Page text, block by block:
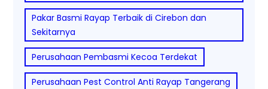
Pakar Basmi Rayap Terbaik di Cirebon dan
Sekitarnya
Perusahaan Pembasmi Kecoa Terdekat
Perusahaan Pest Control Anti Rayap Tangerang